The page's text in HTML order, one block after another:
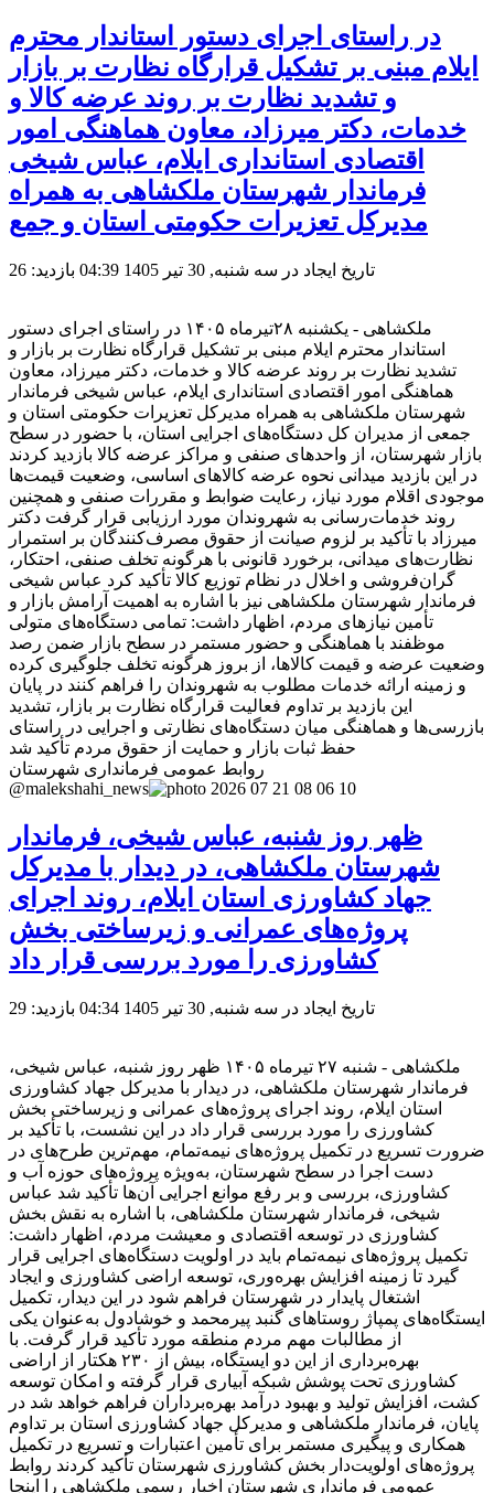
در راستای اجرای دستور استاندار محترم
ایلام مبنی بر تشکیل قرارگاه نظارت بر بازار
و تشدید نظارت بر روند عرضه کالا و
خدمات، دکتر میرزاد، معاون هماهنگی امور
اقتصادی استانداری ایلام، عباس شیخی
فرماندار شهرستان ملکشاهی به همراه
مدیرکل تعزیرات حکومتی استان و جمع
تاریخ ایجاد در سه شنبه, 30 تیر 1405 04:39 بازدید: 26
ملکشاهی - یکشنبه ۲۸تیرماه ۱۴۰۵ در راستای اجرای دستور
استاندار محترم ایلام مبنی بر تشکیل قرارگاه نظارت بر بازار و
تشدید نظارت بر روند عرضه کالا و خدمات، دکتر میرزاد، معاون
هماهنگی امور اقتصادی استانداری ایلام، عباس شیخی فرماندار
شهرستان ملکشاهی به همراه مدیرکل تعزیرات حکومتی استان و
جمعی از مدیران کل دستگاه‌های اجرایی استان، با حضور در سطح
بازار شهرستان، از واحدهای صنفی و مراکز عرضه کالا بازدید کردند
در این بازدید میدانی نحوه عرضه کالاهای اساسی، وضعیت قیمت‌ها
موجودی اقلام مورد نیاز، رعایت ضوابط و مقررات صنفی و همچنین
روند خدمات‌رسانی به شهروندان مورد ارزیابی قرار گرفت دکتر
میرزاد با تأکید بر لزوم صیانت از حقوق مصرف‌کنندگان بر استمرار
نظارت‌های میدانی، برخورد قانونی با هرگونه تخلف صنفی، احتکار،
گران‌فروشی و اخلال در نظام توزیع کالا تأکید کرد عباس شیخی
فرماندار شهرستان ملکشاهی نیز با اشاره به اهمیت آرامش بازار و
تأمین نیازهای مردم، اظهار داشت: تمامی دستگاه‌های متولی
موظفند با هماهنگی و حضور مستمر در سطح بازار ضمن رصد
وضعیت عرضه و قیمت کالاها، از بروز هرگونه تخلف جلوگیری کرده
و زمینه ارائه خدمات مطلوب به شهروندان را فراهم کنند در پایان
این بازدید بر تداوم فعالیت قرارگاه نظارت بر بازار، تشدید
بازرسی‌ها و هماهنگی میان دستگاه‌های نظارتی و اجرایی در راستای
حفظ ثبات بازار و حمایت از حقوق مردم تأکید شد
روابط عمومی فرمانداری شهرستان
@malekshahi_news
ظهر روز شنبه، عباس شیخی، فرماندار
شهرستان ملکشاهی، در دیدار با مدیرکل
جهاد کشاورزی استان ایلام، روند اجرای
پروژه‌های عمرانی و زیرساختی بخش
کشاورزی را مورد بررسی قرار داد
تاریخ ایجاد در سه شنبه, 30 تیر 1405 04:34 بازدید: 29
ملکشاهی - شنبه ۲۷ تیرماه ۱۴۰۵ ظهر روز شنبه، عباس شیخی،
فرماندار شهرستان ملکشاهی، در دیدار با مدیرکل جهاد کشاورزی
استان ایلام، روند اجرای پروژه‌های عمرانی و زیرساختی بخش
کشاورزی را مورد بررسی قرار داد در این نشست، با تأکید بر
ضرورت تسریع در تکمیل پروژه‌های نیمه‌تمام، مهم‌ترین طرح‌های در
دست اجرا در سطح شهرستان، به‌ویژه پروژه‌های حوزه آب و
کشاورزی، بررسی و بر رفع موانع اجرایی آن‌ها تأکید شد عباس
شیخی، فرماندار شهرستان ملکشاهی، با اشاره به نقش بخش
کشاورزی در توسعه اقتصادی و معیشت مردم، اظهار داشت:
تکمیل پروژه‌های نیمه‌تمام باید در اولویت دستگاه‌های اجرایی قرار
گیرد تا زمینه افزایش بهره‌وری، توسعه اراضی کشاورزی و ایجاد
اشتغال پایدار در شهرستان فراهم شود در این دیدار، تکمیل
ایستگاه‌های پمپاژ روستاهای گنبد پیرمحمد و خوشادول به‌عنوان یکی
از مطالبات مهم مردم منطقه مورد تأکید قرار گرفت. با
بهره‌برداری از این دو ایستگاه، بیش از ۲۳۰ هکتار از اراضی
کشاورزی تحت پوشش شبکه آبیاری قرار گرفته و امکان توسعه
کشت، افزایش تولید و بهبود درآمد بهره‌برداران فراهم خواهد شد در
پایان، فرماندار ملکشاهی و مدیرکل جهاد کشاورزی استان بر تداوم
همکاری و پیگیری مستمر برای تأمین اعتبارات و تسریع در تکمیل
پروژه‌های اولویت‌دار بخش کشاورزی شهرستان تأکید کردند روابط
عمومی فرمانداری شهرستان اخبار رسمی ملکشاهی را اینجا